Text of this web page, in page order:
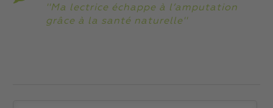
''Ma lectrice échappe à l’amputation
grâce à la santé naturelle''